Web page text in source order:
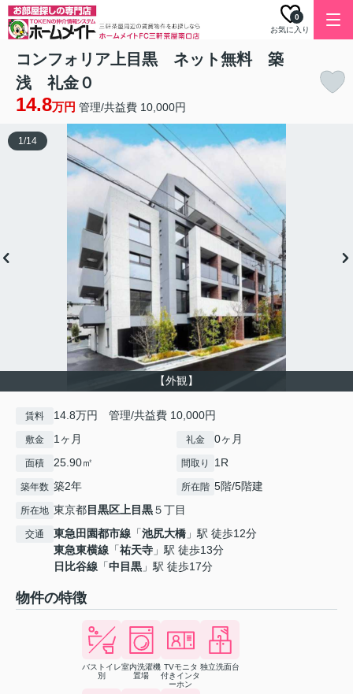
お気に入り
0
コンフォリア上目黒 ネット無料 築
浅 礼金０
14.8万円 管理/共益費 10,000円
【外観】
1/14
賃料 14.8万円 管理/共益費 10,000円
敷金 1ヶ月 礼金 0ヶ月
面積 25.90㎡ 間取り 1R
築年数 築2年 所在階 5階/5階建
所在地 東京都目黒区上目黒５丁目
交通 東急田園都市線 「池尻大橋 」駅 徒歩12分
東急東横線 「祐天寺 」駅 徒歩13分
日比谷線 「中目黒 」駅 徒歩17分
物件の特徴
バストイレ
別
室内洗濯機
置場
TVモニタ
付きインタ
ーホン
独立洗面台